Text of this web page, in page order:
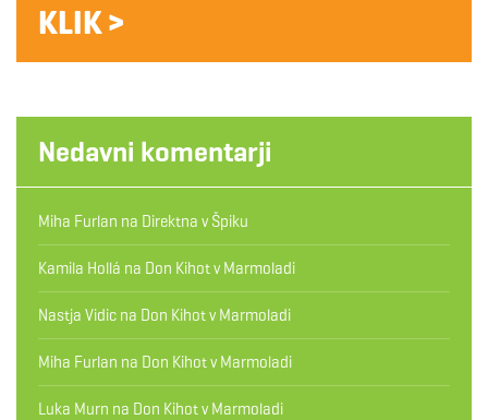
KLIK >
Nedavni komentarji
Miha Furlan na Direktna v Špiku
Kamila Hollá na Don Kihot v Marmoladi
Nastja Vidic na Don Kihot v Marmoladi
Miha Furlan na Don Kihot v Marmoladi
Luka Murn na Don Kihot v Marmoladi